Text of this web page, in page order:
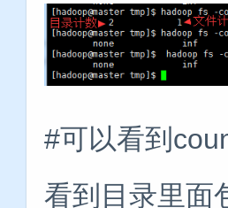
#可以看到
看到目录里面